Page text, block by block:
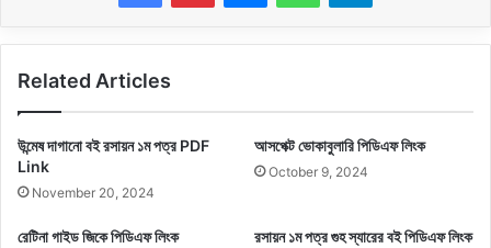
Related Articles
উন্মেষ দাগানো বই রসায়ন ১ম পত্র PDF
Link
November 20, 2024
আসপেক্ট ভোকাবুলারি পিডিএফ লিংক
October 9, 2024
রেটিনা গাইড জিকে পিডিএফ লিংক রসায়ন ১ম পত্র গুহ স্যারের বই পিডিএফ লিংক